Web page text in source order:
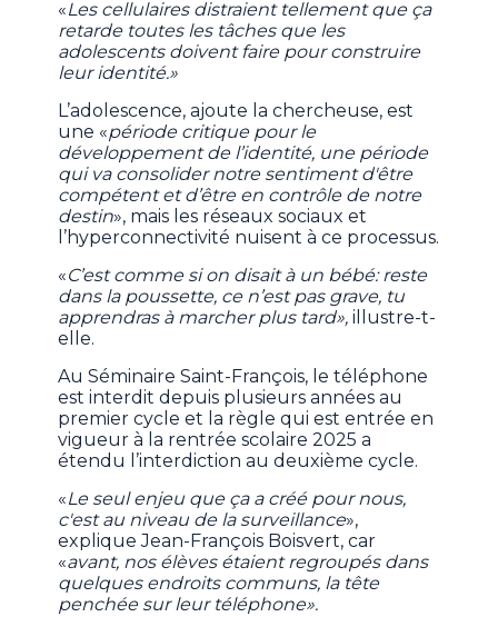
«Les cellulaires distraient tellement que ça
retarde toutes les tâches que les
adolescents doivent faire pour construire
leur identité.»
L’adolescence, ajoute la chercheuse, est
une «période critique pour le
développement de l’identité, une période
qui va consolider notre sentiment d'être
compétent et d’être en contrôle de notre
destin», mais les réseaux sociaux et
l’hyperconnectivité nuisent à ce processus.
«C’est comme si on disait à un bébé: reste
dans la poussette, ce n’est pas grave, tu
apprendras à marcher plus tard», illustre-t-
elle.
Au Séminaire Saint-François, le téléphone
est interdit depuis plusieurs années au
premier cycle et la règle qui est entrée en
vigueur à la rentrée scolaire 2025 a
étendu l’interdiction au deuxième cycle.
«Le seul enjeu que ça a créé pour nous,
c'est au niveau de la surveillance»,
explique Jean-François Boisvert, car
«avant, nos élèves étaient regroupés dans
quelques endroits communs, la tête
penchée sur leur téléphone».